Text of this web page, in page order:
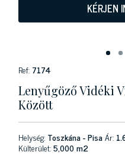
KÉRJEN
Ref: 7174
Lenyűgöző Vidéki
Között
Helység: Toszkána - PisaÁr:
Külterület:5,000 m2